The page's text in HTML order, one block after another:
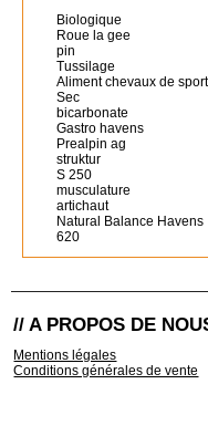
Biologique
Roue la gee
pin
Tussilage
Aliment chevaux de sport
Sec
bicarbonate
Gastro havens
Prealpin ag
struktur
S 250
musculature
artichaut
Natural Balance Havens
620
// A PROPOS DE
Mentions légales
Conditions générales de vente